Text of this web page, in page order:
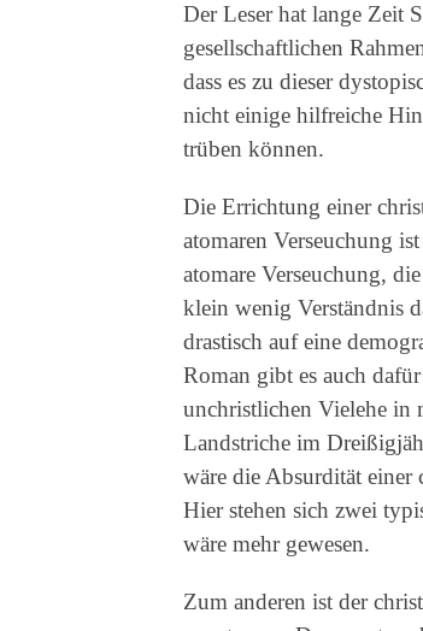
Der Leser hat lange Zeit
gesellschaftlichen
dass es zu dieser
nicht einige hilfreiche
trüben können.
Die Errichtung einer
atomaren Verseuchung
atomare Verseuchung,
klein wenig Verständnis
drastisch auf eine
Roman gibt es auch
unchristlichen Vielehe in
Landstriche im
wäre die Absurdität einer
Hier stehen sich zwei
wäre mehr gewesen.
Zum anderen ist der